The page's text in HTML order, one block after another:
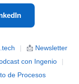
| 📩 Newsletter
con Ingenio
|
de Procesos